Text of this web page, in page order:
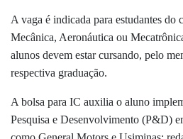
A vaga é indicada para estudantes do
Mecânica, Aeronáutica ou
alunos devem estar cursando, pelo
respectiva graduação.
A bolsa para IC auxilia o aluno
Pesquisa e Desenvolvimento (P&D)